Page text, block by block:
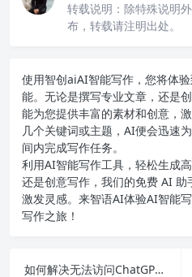
转载说明： 除特殊说明
布，转载请注明出处。
使用智创aiAI智能写作 ，您将体
能。无论是撰写专业文章，还是
能为您提供丰富的素材和创意，
几个关键词或主题，AI便会迅速
间内完成写作任务。
利用AI智能写作工具，轻松生成
还是创意写作，我们的免费 AI 助
激发灵感。来智语AI体验AI智能
写作之旅！
如何解决无法访问ChatGPT官网问题，确保你不再错过AI工具的强大功能！